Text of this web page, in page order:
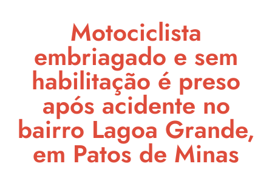
Motociclista
embriagado e sem
habilitação é preso
após acidente no
bairro Lagoa Grande,
em Patos de Minas